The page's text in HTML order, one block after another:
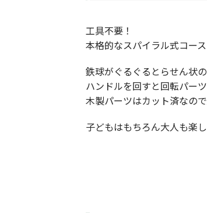
工具不要！
本格的なスパイラル式コー
鉄球がぐるぐるとらせん状
ハンドルを回すと回転パー
木製パーツはカット済なの
子どもはもちろん大人も楽